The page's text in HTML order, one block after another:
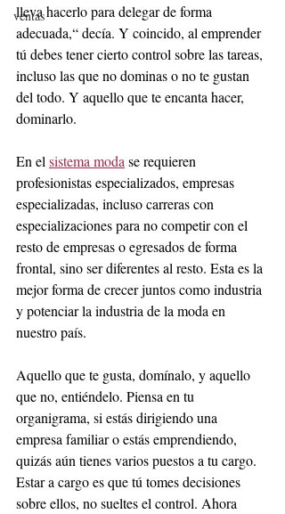
ventas
lleva hacerlo para delegar de forma
adecuada,“ decía. Y coincido, al emprender
tú debes tener cierto control sobre las tareas,
incluso las que no dominas o no te gustan
del todo. Y aquello que te encanta hacer,
dominarlo.
En el sistema moda se requieren
profesionistas especializados, empresas
especializadas, incluso carreras con
especializaciones para no competir con el
resto de empresas o egresados de forma
frontal, sino ser diferentes al resto. Esta es la
mejor forma de crecer juntos como industria
y potenciar la industria de la moda en
nuestro país.
Aquello que te gusta, domínalo, y aquello
que no, entiéndelo. Piensa en tu
organigrama, si estás dirigiendo una
empresa familiar o estás emprendiendo,
quizás aún tienes varios puestos a tu cargo.
Estar a cargo es que tú tomes decisiones
sobre ellos, no sueltes el control. Ahora